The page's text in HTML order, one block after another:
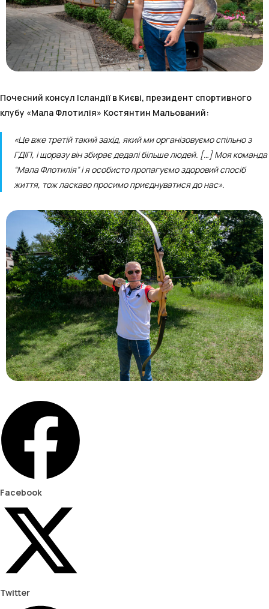
Почесний консул Ісландії в Києві, президент спортивного
клубу «Мала Флотилія» Костянтин Мальований:
«Це вже третій такий захід, який ми організовуємо спільно з
ГДІП, і щоразу він збирає дедалі більше людей. […] Моя команда
“Мала Флотилія” і я особисто пропагуємо здоровий спосіб
життя, тож ласкаво просимо приєднуватися до нас».
Facebook
Twitter